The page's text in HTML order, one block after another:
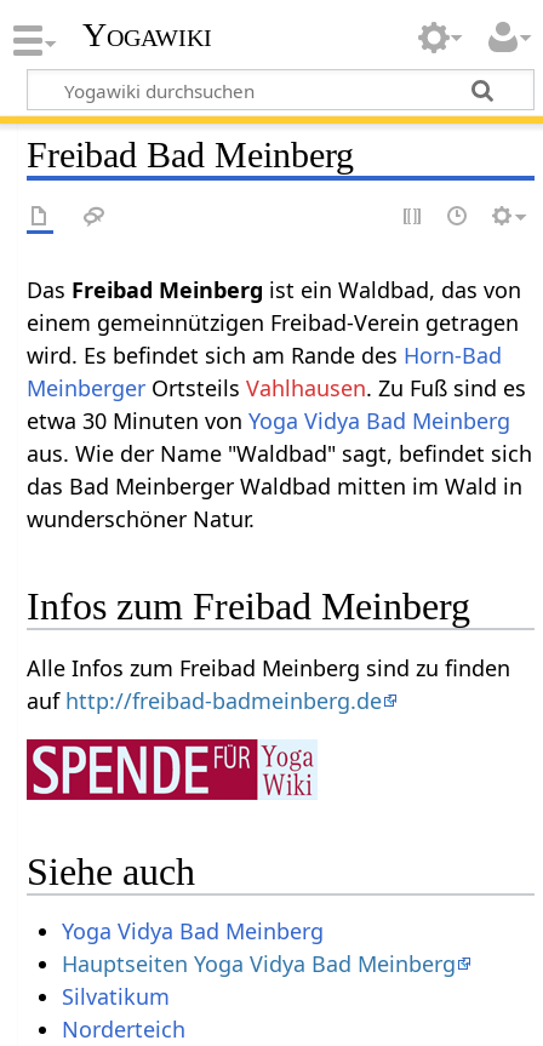
Yogawiki
Freibad Bad Meinberg
Das Freibad Meinberg ist ein Waldbad, das von
einem gemeinnützigen Freibad-Verein getragen
wird. Es befindet sich am Rande des Horn-Bad
Meinberger OrtsteilsVahlhausen. Zu Fuß sind es
etwa 30 Minuten vonYoga Vidya Bad Meinberg
aus. Wie der Name "Waldbad" sagt, befindet sich
das Bad Meinberger Waldbad mitten im Wald in
wunderschöner Natur.
Infos zum Freibad Meinberg
Alle Infos zum Freibad Meinberg sind zu finden
auf http://freibad-badmeinberg.de
Siehe auch
Yoga Vidya Bad Meinberg
Hauptseiten Yoga Vidya Bad Meinberg
Silvatikum
Norderteich